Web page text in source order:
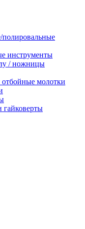
инструменты
/ ножницы
молотки